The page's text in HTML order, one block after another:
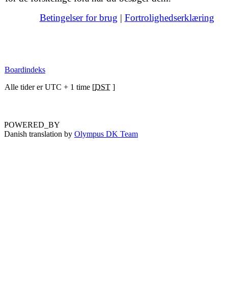
Betingelser for brug | Fortrolighedserklæring
Boardindeks
Alle tider er UTC + 1 time [DST ]
POWERED_BY
Danish translation by Olympus DK Team